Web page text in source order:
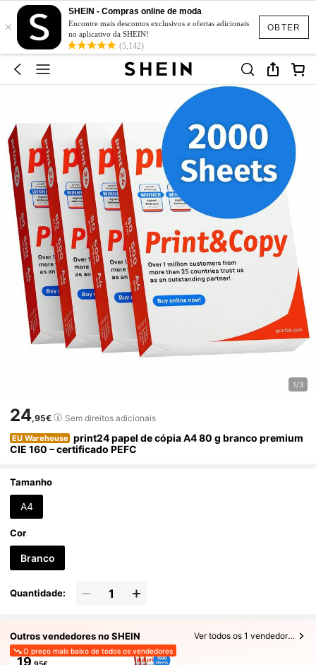
OBTER
×
SHEIN - Compras online de moda
Encontre mais descontos exclusivos e ofertas adicionais
no aplicativo da SHEIN!
(5,142)
1/3
24,95€ Sem direitos adicionais
EU Warehouse print24 papel de cópia A4 80 g branco premium
CIE 160 – certificado PEFC
Tamanho
A4
Cor
Branco
Quantidade:
Outros vendedores no SHEIN Ver todos os 1 vendedores
O preço mais baixo de todos os vendedores